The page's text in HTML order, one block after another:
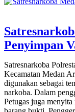
Penyimpan
Satresnarkoba
Kecamatan Medan
digunakan sebagai
narkoba. Dalam
Petugas juga